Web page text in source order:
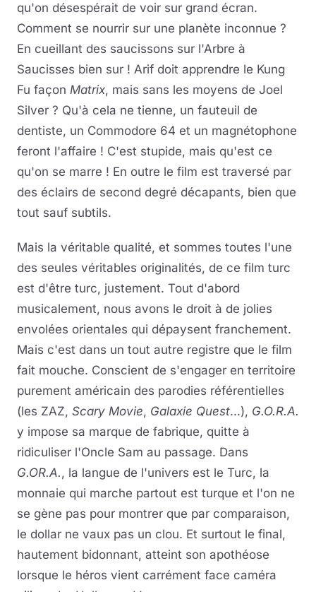
qu'on désespérait de voir sur grand écran.
Comment se nourrir sur une planète inconnue ?
En cueillant des saucissons sur l'Arbre à
Saucisses bien sur ! Arif doit apprendre le Kung
Fu façon Matrix, mais sans les moyens de Joel
Silver ? Qu'à cela ne tienne, un fauteuil de
dentiste, un Commodore 64 et un magnétophone
feront l'affaire ! C'est stupide, mais qu'est ce
qu'on se marre ! En outre le film est traversé par
des éclairs de second degré décapants, bien que
tout sauf subtils.
Mais la véritable qualité, et sommes toutes l'une
des seules véritables originalités, de ce film turc
est d'être turc, justement. Tout d'abord
musicalement, nous avons le droit à de jolies
envolées orientales qui dépaysent franchement.
Mais c'est dans un tout autre registre que le film
fait mouche. Conscient de s'engager en territoire
purement américain des parodies référentielles
(les ZAZ, Scary Movie, Galaxie Quest...), G.O.R.A.
y impose sa marque de fabrique, quitte à
ridiculiser l'Oncle Sam au passage. Dans
G.OR.A., la langue de l'univers est le Turc, la
monnaie qui marche partout est turque et l'on ne
se gène pas pour montrer que par comparaison,
le dollar ne vaux pas un clou. Et surtout le final,
hautement bidonnant, atteint son apothéose
lorsque le héros vient carrément face caméra